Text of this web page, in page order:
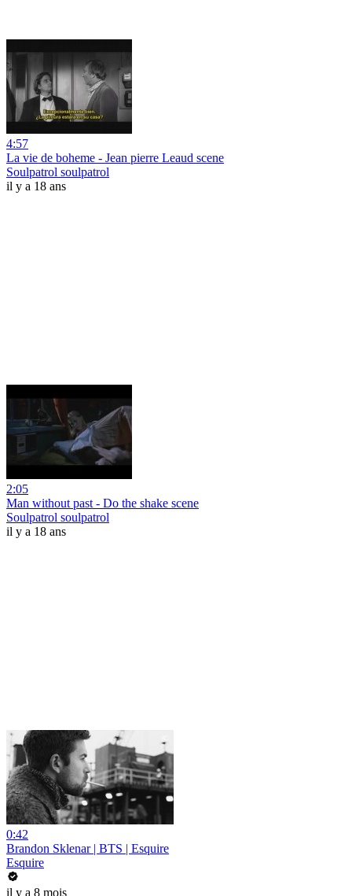
4:57
La vie de boheme - Jean pierre Leaud scene
Soulpatrol soulpatrol
il y a 18 ans
2:05
Man without past - Do the shake scene
Soulpatrol soulpatrol
il y a 18 ans
0:42
Brandon Sklenar | BTS | Esquire
Esquire
il y a 8 mois